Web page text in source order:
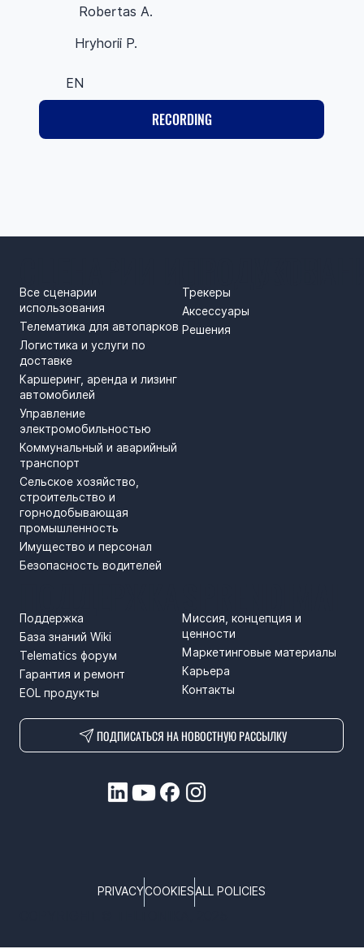
Robertas A.
Hryhorii P.
EN
RECORDING
Все сценарии
использования
Телематика для автопарков
Логистика и услуги по
доставке
Каршеринг, аренда и лизинг
автомобилей
Управление
электромобильностью
Коммунальный и аварийный
транспорт
Сельское хозяйство,
строительство и
горнодобывающая
промышленность
Имущество и персонал
Безопасность водителей
Трекеры
Аксессуары
Решения
Миссия, концепция и
ценности
Маркетинговые материалы
Карьера
Контакты
Поддержка
База знаний Wiki
Telematics форум
Гарантия и ремонт
EOL продукты
ПОДПИСАТЬСЯ НА НОВОСТНУЮ РАССЫЛКУ
PRIVACYCOOKIESALL POLICIES